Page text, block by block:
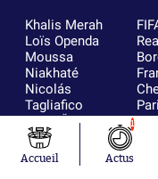
Khalis Merah
Loïs Openda
Moussa
Niakhaté
Nicolás
Tagliafico
Pavel Šulc
Gauthier Hein
Lionel Messi
Accueil
1
Actus